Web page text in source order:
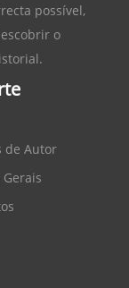
possível,
o
de Autor